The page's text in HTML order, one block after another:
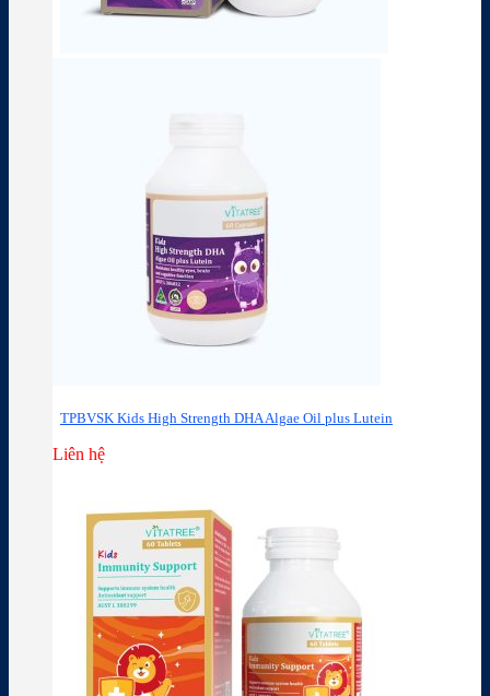
TPBVSK Kids High Strength DHA Algae Oil plus Lutein
Liên hệ